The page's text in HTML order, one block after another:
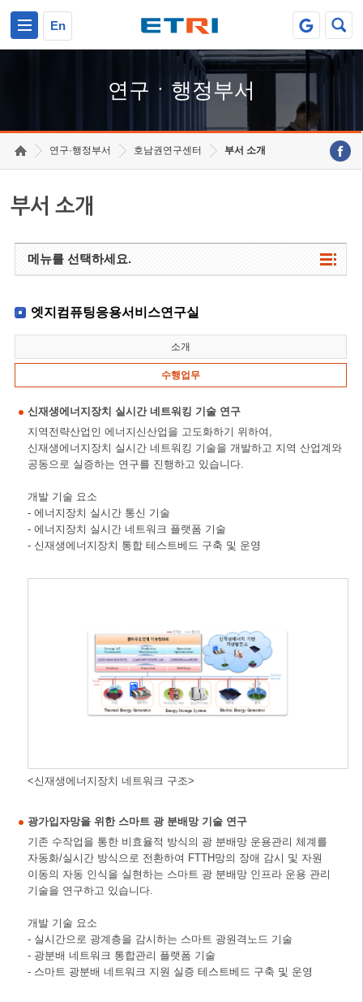
En
연구ㆍ행정부서
연구·행정부서 호남권연구센터 부서 소개
부서 소개
메뉴를 선택하세요.
엣지컴퓨팅응용서비스연구실
소개
수행업무
신재생에너지장치 실시간 네트워킹 기술 연구
지역전략산업인 에너지신산업을 고도화하기 위하여,
신재생에너지장치 실시간 네트워킹 기술을 개발하고 지역 산업계와
공동으로 실증하는 연구를 진행하고 있습니다.
개발 기술 요소
- 에너지장치 실시간 통신 기술
- 에너지장치 실시간 네트워크 플랫폼 기술
- 신재생에너지장치 통합 테스트베드 구축 및 운영
<신재생에너지장치 네트워크 구조>
광가입자망을 위한 스마트 광 분배망 기술 연구
기존 수작업을 통한 비효율적 방식의 광 분배망 운용관리 체계를
자동화/실시간 방식으로 전환하여 FTTH망의 장애 감시 및 자원
이동의 자동 인식을 실현하는 스마트 광 분배망 인프라 운용 관리
기술을 연구하고 있습니다.
개발 기술 요소
- 실시간으로 광계층을 감시하는 스마트 광원격노드 기술
- 광분배 네트워크 통합관리 플랫폼 기술
- 스마트 광분배 네트워크 지원 실증 테스트베드 구축 및 운영